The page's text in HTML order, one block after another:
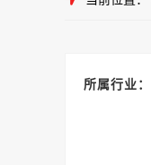
所属行业：